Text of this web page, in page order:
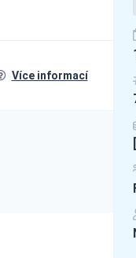
Více informací